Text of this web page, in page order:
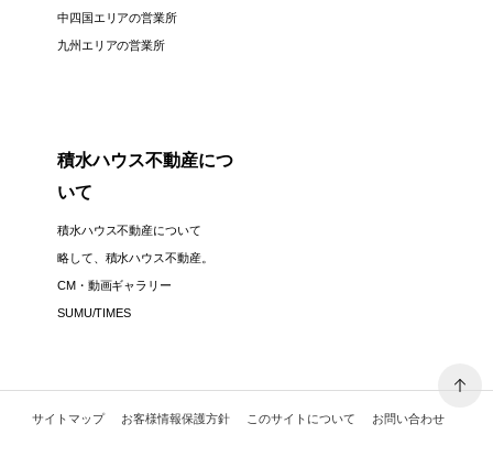
中四国エリアの営業所
九州エリアの営業所
積水ハウス不動産につ
いて
積水ハウス不動産について
略して、積水ハウス不動産。
CM・動画ギャラリー
SUMU/TIMES
サイトマップ お客様情報保護方針 このサイトについて お問い合わせ